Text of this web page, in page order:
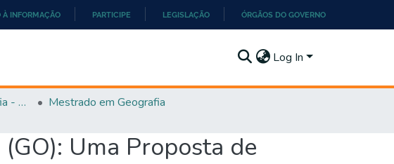
À INFORMAÇÃO PARTICIPE LEGISLAÇÃO ÓRGÃOS DO GOVERNO
Log In
Mestrado em Geografia - PPGGEO
Mestrado em Geografia
Uma Proposta de